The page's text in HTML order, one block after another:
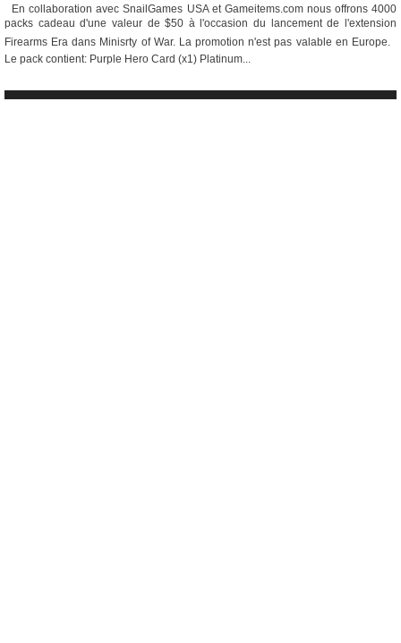
En collaboration avec SnailGames USA et Gameitems.com nous offrons 4000
packs cadeau d'une valeur de $50 à l'occasion du lancement de l'extension
Firearms Era dans Minisrty of War. La promotion n'est pas valable en Europe.
Le pack contient: Purple Hero Card (x1) Platinum...